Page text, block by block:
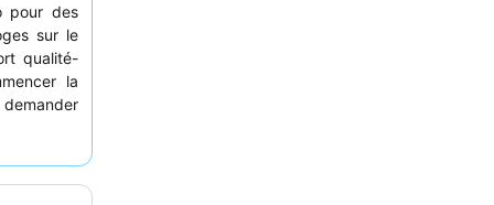
pour des
sur le
qualité-
la